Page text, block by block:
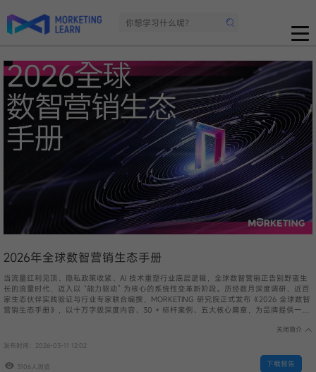
2026年全球数智营销生态手册
当流量红利见顶、隐私政策收紧、AI 技术重塑行业底层逻辑，全球数智营销正告别野蛮生
长的流量时代，迈入以 “能力驱动” 为核心的系统性变革新阶段。历经数月深度调研、近百
家生态伙伴实践验证与行业专家联合编撰，MORKETING 研究院正式发布《2026 全球数智
营销生态手册》，以十万字级深度内容、30 + 标杆案例、五大核心篇章，为品牌提供一套
关闭简介
发布时间：2026-03-11 12:02
3106人浏览 下载报告